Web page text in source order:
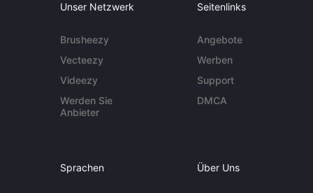
Unser Netzwerk
Brusheezy
Vecteezy
Videezy
Werden Sie
Anbieter
Seitenlinks
Angebote
Werben
Support
DMCA
Sprachen Über Uns